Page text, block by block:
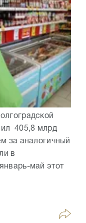
405,8 млрд
за аналогичный
в
май этот